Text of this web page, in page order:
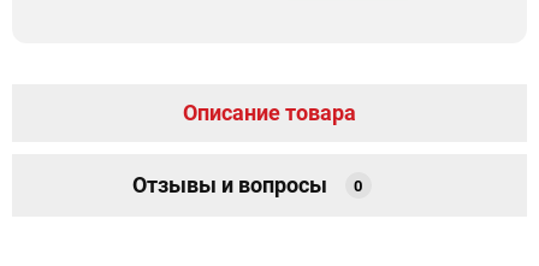
Описание товара
Отзывы и вопросы 0